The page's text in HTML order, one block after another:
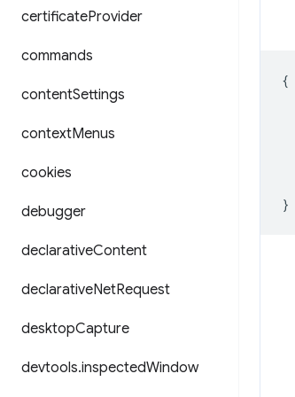
certificateProvider
commands
contentSettings
contextMenus
cookies
debugger
declarativeContent
declarativeNetRequest
desktopCapture
devtools.inspectedWindow
{
}